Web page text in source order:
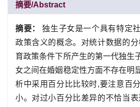
摘要/Abstract
摘要：独生子女是一个具有特定
政策含义的概念。对统计数据的
育政策条件下所产生的第一代独生
女之间在婚姻稳定性方面不存在明
析中采用百分比比较时,要注意百
小。对过小百分比差异的不恰当